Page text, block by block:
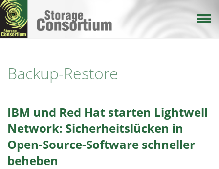
Direkt
zum
Inhalt
Backup-Restore
IBM und Red Hat starten Lightwell
Network: Sicherheitslücken in
Open-Source-Software schneller
beheben